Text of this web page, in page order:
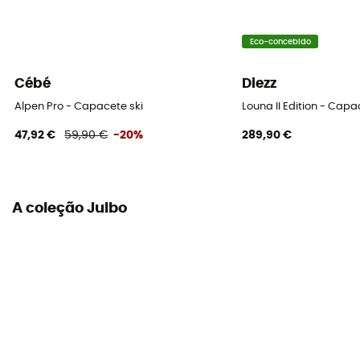
Cébé
Alpen Pro - Capacete ski
47,92 € 59,90 € -20%
Eco-concebido
Diezz
Louna II Edition -
289,90 €
A coleção Julbo